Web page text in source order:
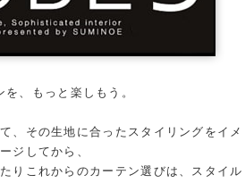
を、もっと楽しもう。
、その生地に合ったスタイリングをイメ
ージしてから、
りこれからのカーテン選びは、スタイル